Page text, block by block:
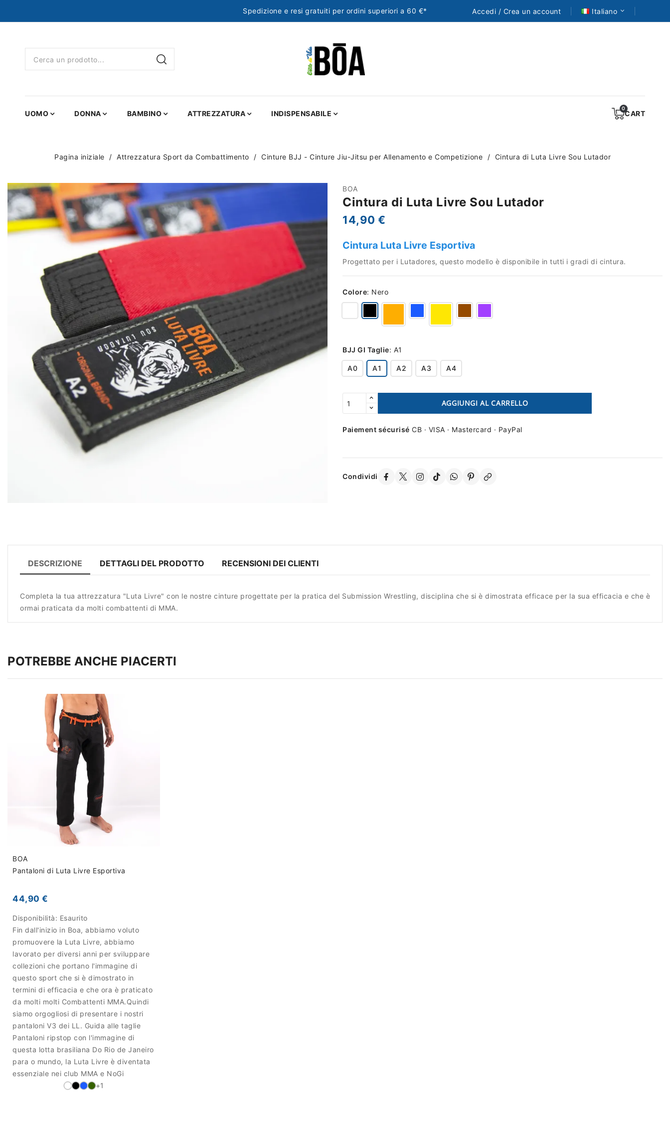
Spedizione e resi gratuiti per ordini superiori a 60 €* Accedi / Crea un account Italiano
UOMO DONNA BAMBINO ATTREZZATURA INDISPENSABILE CART
Pagina iniziale Attrezzatura Sport da Combattimento Cinture BJJ - Cinture Jiu-Jitsu per Allenamento e Competizione Cintura di Luta Livre Sou Lutador
BOA
Cintura di Luta Livre Sou Lutador
14,90 €
Cintura Luta Livre Esportiva
Progettato per i Lutadores, questo modello è disponibile in tutti i gradi di cintura.
Colore: Nero
BJJ GI Taglie: A1
A0 A1 A2 A3 A4
AGGIUNGI AL CARRELLO
Paiement sécurisé CB · VISA · Mastercard · PayPal
Condividi
DESCRIZIONE DETTAGLI DEL PRODOTTO RECENSIONI DEI CLIENTI
Completa la tua attrezzatura "Luta Livre" con le nostre cinture progettate per la pratica del Submission Wrestling, disciplina che si è dimostrata efficace per la sua efficacia e che è
ormai praticata da molti combattenti di MMA.
POTREBBE ANCHE PIACERTI
BOA
Pantaloni di Luta Livre Esportiva
44,90 €
Disponibilità: Esaurito
Fin dall'inizio in Boa, abbiamo voluto
promuovere la Luta Livre, abbiamo
lavorato per diversi anni per sviluppare
collezioni che portano l'immagine di
questo sport che si è dimostrato in
termini di efficacia e che ora è praticato
da molti molti Combattenti MMA.Quindi
siamo orgogliosi di presentare i nostri
pantaloni V3 dei LL. Guida alle taglie
Pantaloni ripstop con l'immagine di
questa lotta brasiliana Do Rio de Janeiro
para o mundo, la Luta Livre è diventata
essenziale nei club MMA e NoGi
+1